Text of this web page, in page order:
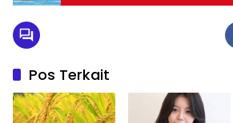
Pos Terkait